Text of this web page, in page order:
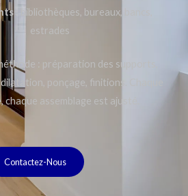
: bibliothèques, bureaux, bancs,
estrades
: préparation des supports,
ponçage, finitions. Chaque
chaque assemblage est ajusté.
Contactez-Nous